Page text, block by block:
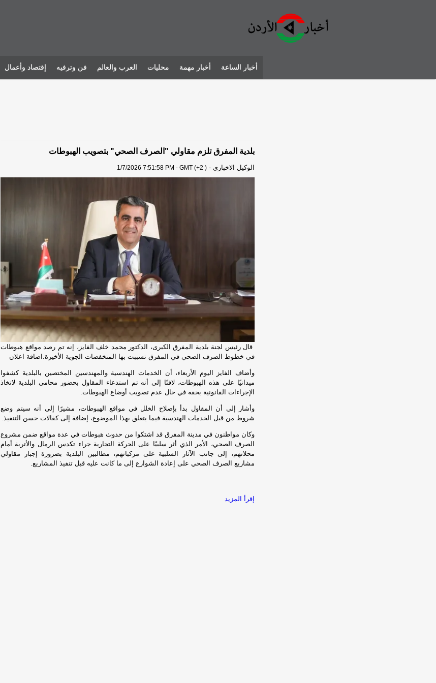
أخبار الساعة أخبار مهمة محليات العرب والعالم فن وترفيه إقتصاد وأعمال
بلدية المفرق تلزم مقاولي "الصرف الصحي" بتصويب الهبوطات
الوكيل الاخباري -
1/7/2026 7:51:58 PM - GMT (+2 )
قال رئيس لجنة بلدية المفرق الكبرى، الدكتور محمد خلف الفايز، إنه تم رصد مواقع هبوطات
في خطوط الصرف الصحي في المفرق تسببت بها المنخفضات الجوية الأخيرة. اضافة اعلان
وأضاف الفايز اليوم الأربعاء، أن الخدمات الهندسية والمهندسين المختصين بالبلدية كشفوا
ميدانيًا على هذه الهبوطات، لافتًا إلى أنه تم استدعاء المقاول بحضور محامي البلدية لاتخاذ
الإجراءات القانونية بحقه في حال عدم تصويب أوضاع الهبوطات.
وأشار إلى أن المقاول بدأ بإصلاح الخلل في مواقع الهبوطات، مشيرًا إلى أنه سيتم وضع
شروط من قبل الخدمات الهندسية فيما يتعلق بهذا الموضوع، إضافة إلى كفالات حسن التنفيذ.
وكان مواطنون في مدينة المفرق قد اشتكوا من حدوث هبوطات في عدة مواقع ضمن مشروع
الصرف الصحي، الأمر الذي أثر سلبيًا على الحركة التجارية جراء تكدس الرمال والأتربة أمام
محلاتهم، إلى جانب الآثار السلبية على مركباتهم، مطالبين البلدية بضرورة إجبار مقاولي
مشاريع الصرف الصحي على إعادة الشوارع إلى ما كانت عليه قبل تنفيذ المشاريع.
إقرأ المزيد